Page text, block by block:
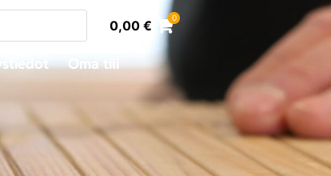
0,00€ 0
Oma tili